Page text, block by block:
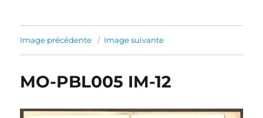
Image précédente Image suivante
MO-PBL005 IM-12